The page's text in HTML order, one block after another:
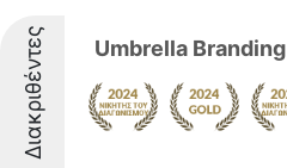
Διακριθέντες Umbrella Branding